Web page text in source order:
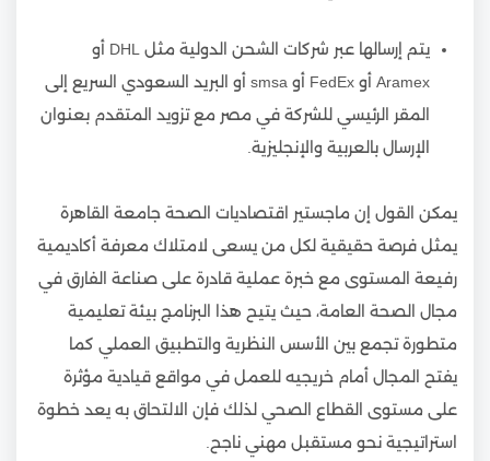
يتم إرسالها عبر شركات الشحن الدولية مثل DHL أو
Aramex أو FedEx أو smsa أو البريد السعودي السريع إلى
المقر الرئيسي للشركة في مصر مع تزويد المتقدم بعنوان
الإرسال بالعربية والإنجليزية.
يمكن القول إن ماجستير اقتصاديات الصحة جامعة القاهرة
يمثل فرصة حقيقية لكل من يسعى لامتلاك معرفة أكاديمية
رفيعة المستوى مع خبرة عملية قادرة على صناعة الفارق في
مجال الصحة العامة، حيث يتيح هذا البرنامج بيئة تعليمية
متطورة تجمع بين الأسس النظرية والتطبيق العملي كما
يفتح المجال أمام خريجيه للعمل في مواقع قيادية مؤثرة
على مستوى القطاع الصحي لذلك فإن الالتحاق به يعد خطوة
استراتيجية نحو مستقبل مهني ناجح.